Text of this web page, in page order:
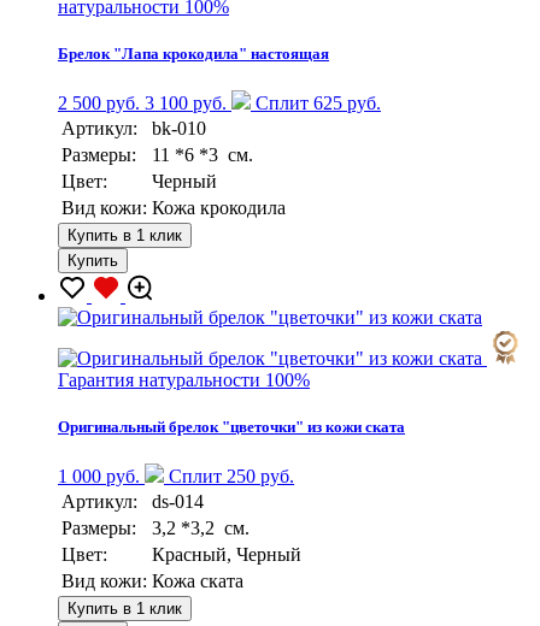
натуральности 100%
Брелок "Лапа крокодила" настоящая
2 500 руб. 3 100 руб.
Сплит 625 руб.
Артикул:
bk-010
Размеры:
11 *6 *3 см.
Цвет:
Черный
Вид кожи: Кожа крокодила
Купить в 1 клик
Купить
Гарантия натуральности 100%
Оригинальный брелок "цветочки" из кожи ската
1 000 руб.
Сплит 250 руб.
Артикул:
ds-014
Размеры:
3,2 *3,2 см.
Цвет:
Красный, Черный
Вид кожи: Кожа ската
Купить в 1 клик